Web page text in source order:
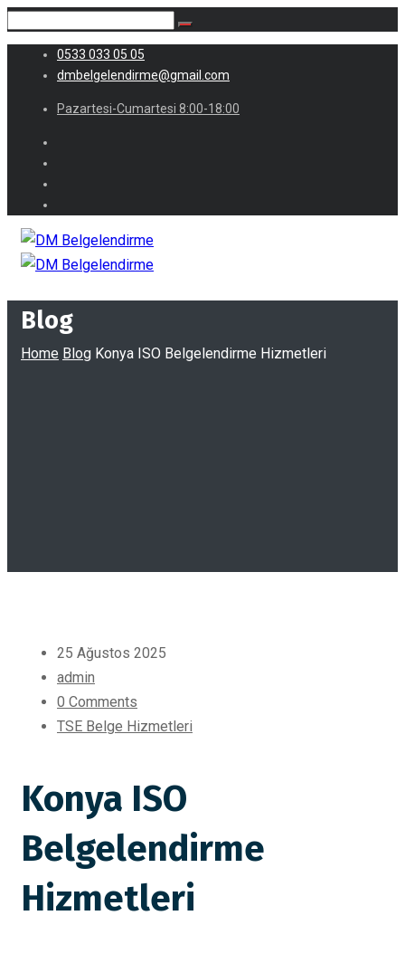
0533 033 05 05
dmbelgelendirme@gmail.com
Pazartesi-Cumartesi 8:00-18:00
Blog
Home Blog Konya ISO Belgelendirme Hizmetleri
25 Ağustos 2025
admin
0 Comments
TSE Belge Hizmetleri
Konya ISO
Belgelendirme
Hizmetleri